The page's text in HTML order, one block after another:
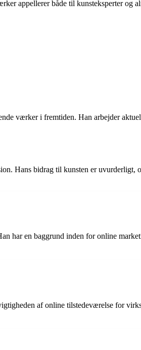
appellerer både til kunsteksperter og
værker i fremtiden. Han arbejder
Hans bidrag til kunsten er
har en baggrund inden for online
af online tilstedeværelse for